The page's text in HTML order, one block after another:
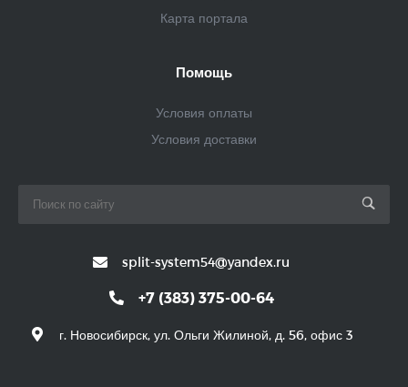
Карта портала
Помощь
Условия оплаты
Условия доставки
split-system54@yandex.ru
+7 (383) 375-00-64
г. Новосибирск, ул. Ольги Жилиной, д. 56, офис 3